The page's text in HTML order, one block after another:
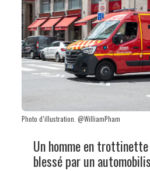
Photo d’illustration. @WilliamPham
Un homme en
blessé par un